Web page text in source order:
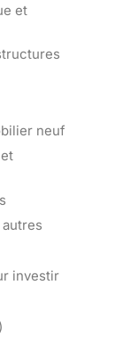
et
neuf
investir